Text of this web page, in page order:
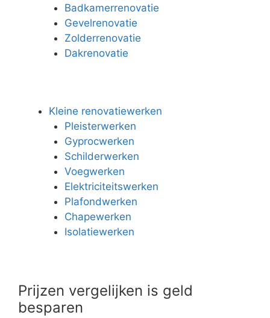
Badkamerrenovatie
Gevelrenovatie
Zolderrenovatie
Dakrenovatie
Kleine renovatiewerken
Pleisterwerken
Gyprocwerken
Schilderwerken
Voegwerken
Elektriciteitswerken
Plafondwerken
Chapewerken
Isolatiewerken
Prijzen vergelijken is geld
besparen